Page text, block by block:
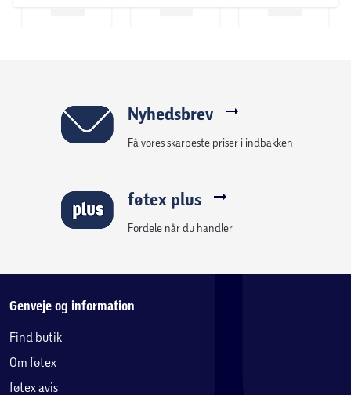
Nyhedsbrev
Få vores skarpeste priser i indbakken
føtex plus
Fordele når du handler
Genveje og information
Find butik
Om føtex
føtex avis